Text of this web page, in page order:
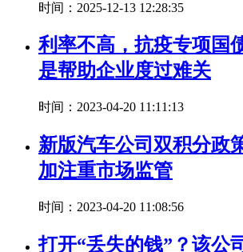
时间：2025-12-13 12:28:35
利率不高，抗疫专项国
是帮助企业度过难关
时间：2023-04-20 11:11:13
新版汽车公司双积分政
加注重市场监管
时间：2023-04-20 11:08:56
打开“丢失的钱”？该公